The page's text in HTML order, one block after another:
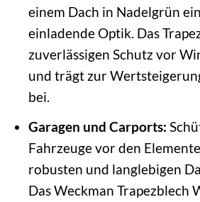
einem Dach in Nadelgrün
einladende Optik. Das
zuverlässigen Schutz vor
und trägt zur
bei.
Garagen und Carports:
Fahrzeuge vor den
robusten und langlebigen
Das Weckman Trapezblech